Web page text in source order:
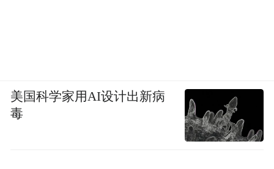
美国科学家用AI设计出新病
毒